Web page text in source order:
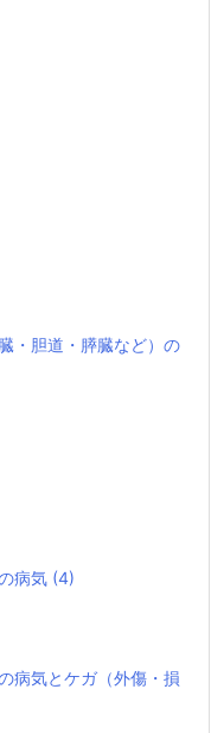
・胆道・膵臓など）の
病気 (4)
病気とケガ（外傷・損